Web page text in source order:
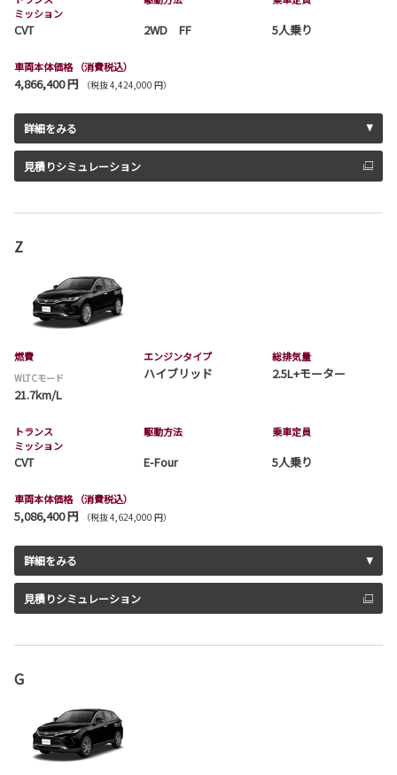
ミッション
CVT 2WD FF 5人乗り
車両本体価格 （消費税込）
4,866,400 円 （税抜 4,424,000 円）
詳細をみる
見積りシミュレーション
Z
燃費
WLTCモード
21.7km/L
エンジンタイプ
ハイブリッド
総排気量
2.5L+モーター
トランス
ミッション
CVT
駆動方法
E-Four
乗車定員
5人乗り
車両本体価格 （消費税込）
5,086,400 円 （税抜 4,624,000 円）
詳細をみる
見積りシミュレーション
G